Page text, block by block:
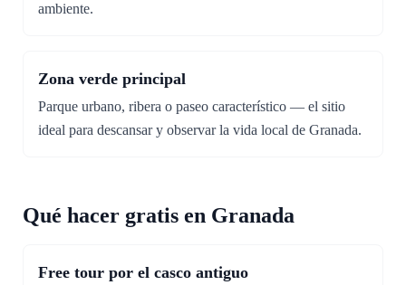
ambiente.
Zona verde principal
Parque urbano, ribera o paseo característico — el sitio
ideal para descansar y observar la vida local de Granada.
Qué hacer gratis en Granada
Free tour por el casco antiguo